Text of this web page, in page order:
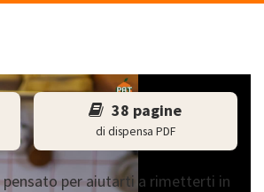
38 pagine
di dispensa PDF
pensato per aiutarti a rimetterti in